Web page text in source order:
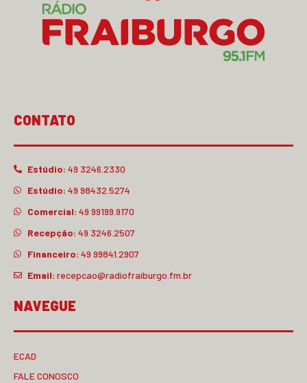
CONTATO
Estúdio: 49 3246.2330
Estúdio: 49 98432.5274
Comercial: 49 99199.9170
Recepção: 49 3246.2507
Financeiro: 49 99841.2907
Email: recepcao@radiofraiburgo.fm.br
NAVEGUE
ECAD
FALE CONOSCO